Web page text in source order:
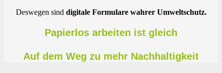
Deswegen sind digitale Formulare wahrer Umweltschutz.
Papierlos arbeiten ist gleich
Auf dem Weg zu mehr Nachhaltigkeit